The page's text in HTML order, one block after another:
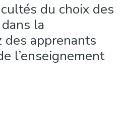
du choix des
la
des apprenants
l’enseignement